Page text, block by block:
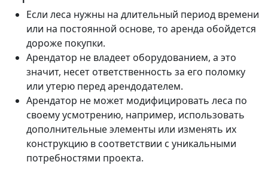
Если леса нужны на длительный период времени
или на постоянной основе, то аренда обойдется
дороже покупки.
Арендатор не владеет оборудованием, а это
значит, несет ответственность за его поломку
или утерю перед арендодателем.
Арендатор не может модифицировать леса по
своему усмотрению, например, использовать
дополнительные элементы или изменять их
конструкцию в соответствии с уникальными
потребностями проекта.